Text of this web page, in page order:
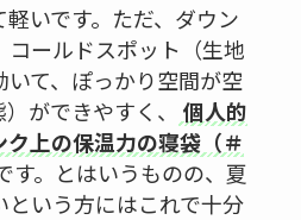
いです。ただ、ダウン
コールドスポット（生地
て、ぽっかり空間が空
ができやすく、
個人的
ク上の保温力の寝袋（＃
す。とはいうものの、夏
という方にはこれで十分